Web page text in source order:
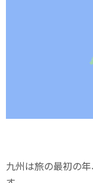
九州は旅の最初の